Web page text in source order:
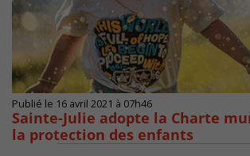
Publié le 16 avril 2021 à 07h46
Sainte-Julie adopte la Charte
la protection des enfants